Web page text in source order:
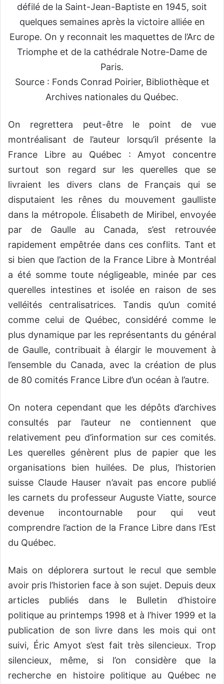
défilé de la Saint-Jean-Baptiste en 1945, soit
quelques semaines après la victoire alliée en
Europe. On y reconnait les maquettes de l’Arc de
Triomphe et de la cathédrale Notre-Dame de
Paris.
Source : Fonds Conrad Poirier, Bibliothèque et
Archives nationales du Québec.
On regrettera peut-être le point de vue
montréalisant de l’auteur lorsqu’il présente la
France Libre au Québec : Amyot concentre
surtout son regard sur les querelles que se
livraient les divers clans de Français qui se
disputaient les rênes du mouvement gaulliste
dans la métropole. Élisabeth de Miribel, envoyée
par de Gaulle au Canada, s’est retrouvée
rapidement empêtrée dans ces conflits. Tant et
si bien que l’action de la France Libre à Montréal
a été somme toute négligeable, minée par ces
querelles intestines et isolée en raison de ses
velléités centralisatrices. Tandis qu’un comité
comme celui de Québec, considéré comme le
plus dynamique par les représentants du général
de Gaulle, contribuait à élargir le mouvement à
l’ensemble du Canada, avec la création de plus
de 80 comités France Libre d’un océan à l’autre.
On notera cependant que les dépôts d’archives
consultés par l’auteur ne contiennent que
relativement peu d’information sur ces comités.
Les querelles génèrent plus de papier que les
organisations bien huilées. De plus, l’historien
suisse Claude Hauser n’avait pas encore publié
les carnets du professeur Auguste Viatte, source
devenue incontournable pour qui veut
comprendre l’action de la France Libre dans l’Est
du Québec.
Mais on déplorera surtout le recul que semble
avoir pris l’historien face à son sujet. Depuis deux
articles publiés dans le Bulletin d’histoire
politique au printemps 1998 et à l’hiver 1999 et la
publication de son livre dans les mois qui ont
suivi, Éric Amyot s’est fait très silencieux. Trop
silencieux, même, si l’on considère que la
recherche en histoire politique au Québec ne